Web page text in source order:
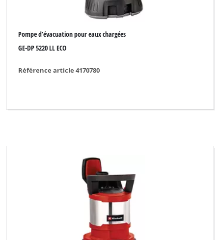
Pompe d’évacuation pour eaux chargées
GE-DP 5220 LL ECO
Référence article 4170780